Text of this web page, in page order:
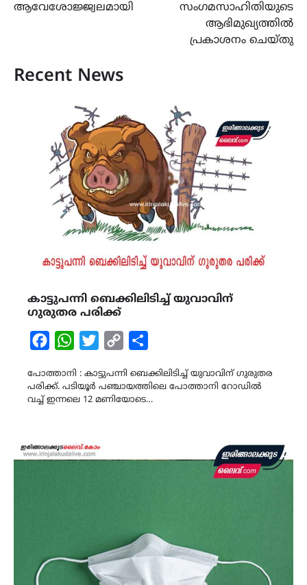
ആവേശോജ്ജ്വലമായി
സംഗമസാഹിതിയുടെ
ആഭിമുഖ്യത്തിൽ
പ്രകാശനം ചെയ്തു
Recent News
കാട്ടുപന്നി ബെക്കിലിടിച്ച് യുവാവിന്
ഗുരുതര പരിക്ക്
FacebookWhatsAppTwitterCopy
പോത്താനി : കാട്ടുപന്നി ബെക്കിലിടിച്ച് യുവാവിന് ഗുരുതര
പരിക്ക്. പടിയൂർ പഞ്ചായത്തിലെ പോത്താനി റോഡിൽ
വച്ച് ഇന്നലെ 12 മണിയോടെ…